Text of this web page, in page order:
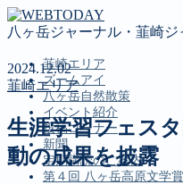
八ヶ岳ジャーナル・韮崎ジ
韮崎エリア
ズームアイ
八ヶ岳自然散策
イベント紹介
投稿コーナー
新聞
定期購読のご案内
第４回 八ヶ岳高原文学賞
2024.12.02
韮崎エリア
生涯学習フェス
動の成果を披露